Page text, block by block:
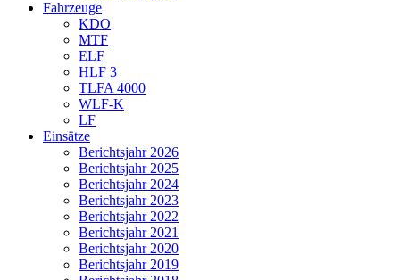
Fahrzeuge
KDO
MTF
ELF
HLF 3
TLFA 4000
WLF-K
LF
Einsätze
Berichtsjahr 2026
Berichtsjahr 2025
Berichtsjahr 2024
Berichtsjahr 2023
Berichtsjahr 2022
Berichtsjahr 2021
Berichtsjahr 2020
Berichtsjahr 2019